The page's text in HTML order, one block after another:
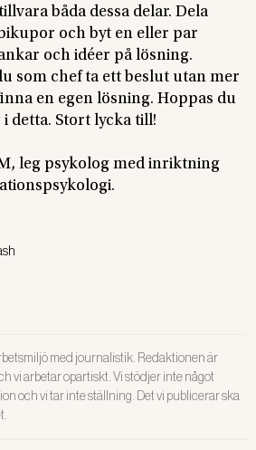
båda dessa delar. Dela
och byt en eller par
och idéer på lösning.
som chef ta ett beslut utan mer
en egen lösning. Hoppas du
detta. Stort lycka till!
leg psykolog med inriktning
med journalistik. Redaktionen är
vi arbetar opartiskt. Vi stödjer inte något
och vi tar inte ställning. Det vi publicerar ska